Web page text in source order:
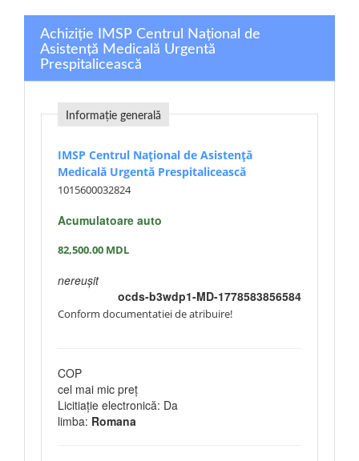
Achiziție IMSP Centrul Național de
Asistență Medicală Urgentă
Prespitalicească
Informație generală
IMSP Centrul Național de Asistență
Medicală Urgentă Prespitalicească
1015600032824
Acumulatoare auto
82,500.00 MDL
nereușit
ocds-b3wdp1-MD-1778583856584
Conform documentatiei de atribuire!
COP
cel mai mic preț
Licitiație electronică: Da
limba: Romana